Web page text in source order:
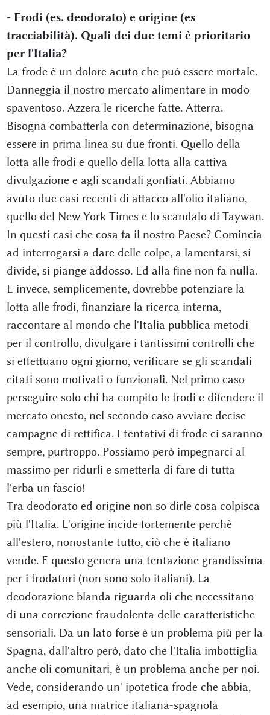
- Frodi (es. deodorato) e origine (es
tracciabilità). Quali dei due temi è prioritario
per l'Italia?
La frode è un dolore acuto che può essere mortale.
Danneggia il nostro mercato alimentare in modo
spaventoso. Azzera le ricerche fatte. Atterra.
Bisogna combatterla con determinazione, bisogna
essere in prima linea su due fronti. Quello della
lotta alle frodi e quello della lotta alla cattiva
divulgazione e agli scandali gonfiati. Abbiamo
avuto due casi recenti di attacco all'olio italiano,
quello del New York Times e lo scandalo di Taywan.
In questi casi che cosa fa il nostro Paese? Comincia
ad interrogarsi a dare delle colpe, a lamentarsi, si
divide, si piange addosso. Ed alla fine non fa nulla.
E invece, semplicemente, dovrebbe potenziare la
lotta alle frodi, finanziare la ricerca interna,
raccontare al mondo che l'Italia pubblica metodi
per il controllo, divulgare i tantissimi controlli che
si effettuano ogni giorno, verificare se gli scandali
citati sono motivati o funzionali. Nel primo caso
perseguire solo chi ha compito le frodi e difendere il
mercato onesto, nel secondo caso avviare decise
campagne di rettifica. I tentativi di frode ci saranno
sempre, purtroppo. Possiamo però impegnarci al
massimo per ridurli e smetterla di fare di tutta
l'erba un fascio!
Tra deodorato ed origine non so dirle cosa colpisca
più l'Italia. L'origine incide fortemente perchè
all'estero, nonostante tutto, ciò che è italiano
vende. E questo genera una tentazione grandissima
per i frodatori (non sono solo italiani). La
deodorazione blanda riguarda oli che necessitano
di una correzione fraudolenta delle caratteristiche
sensoriali. Da un lato forse è un problema più per la
Spagna, dall'altro però, dato che l'Italia imbottiglia
anche oli comunitari, è un problema anche per noi.
Vede, considerando un' ipotetica frode che abbia,
ad esempio, una matrice italiana-spagnola